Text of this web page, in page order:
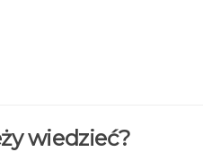
wiedzieć?